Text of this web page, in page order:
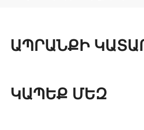
ԱՊՐԱՆՔԻ
ԿԱՊԵՔ ՄԵԶ